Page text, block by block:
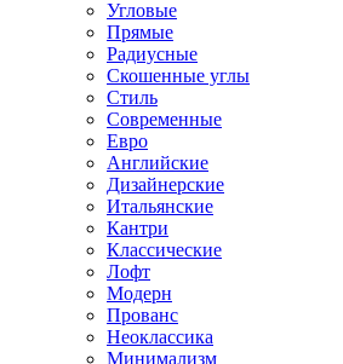
Угловые
Прямые
Радиусные
Скошенные углы
Стиль
Современные
Евро
Английские
Дизайнерские
Итальянские
Кантри
Классические
Лофт
Модерн
Прованс
Неоклассика
Минимализм